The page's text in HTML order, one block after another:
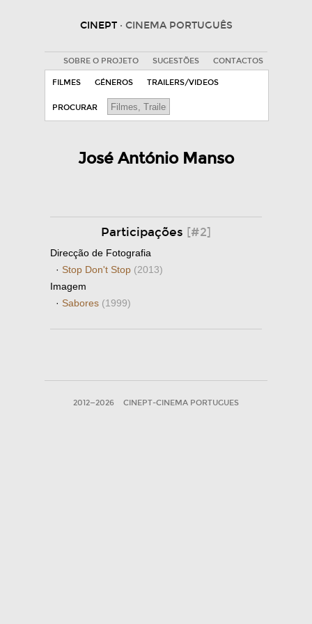
CINEPT · CINEMA PORTUGUÊS
SOBRE O PROJETO SUGESTÕES CONTACTOS
FILMES GÉNEROS TRAILERS/VIDEOS
PROCURAR
José António Manso
Participações [#2]
Direcção de Fotografia
· Stop Don't Stop (2013)
Imagem
· Sabores (1999)
2012—2026 CINEPT-CINEMA PORTUGUES